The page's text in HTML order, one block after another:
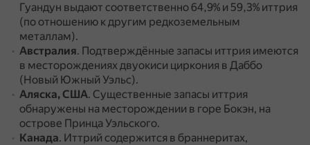
Гуандун выдают соответственно 64,9% и 59,3% иттрия
(по отношению к другим редкоземельным
металлам).
Австралия. Подтверждённые запасы иттрия имеются
в месторождениях двуокиси циркония в Даббо
(Новый Южный Уэльс).
Аляска, США. Существенные запасы иттрия
обнаружены на месторождении в горе Бокэн, на
острове Принца Уэльского.
Канада. Иттрий содержится в браннеритах,